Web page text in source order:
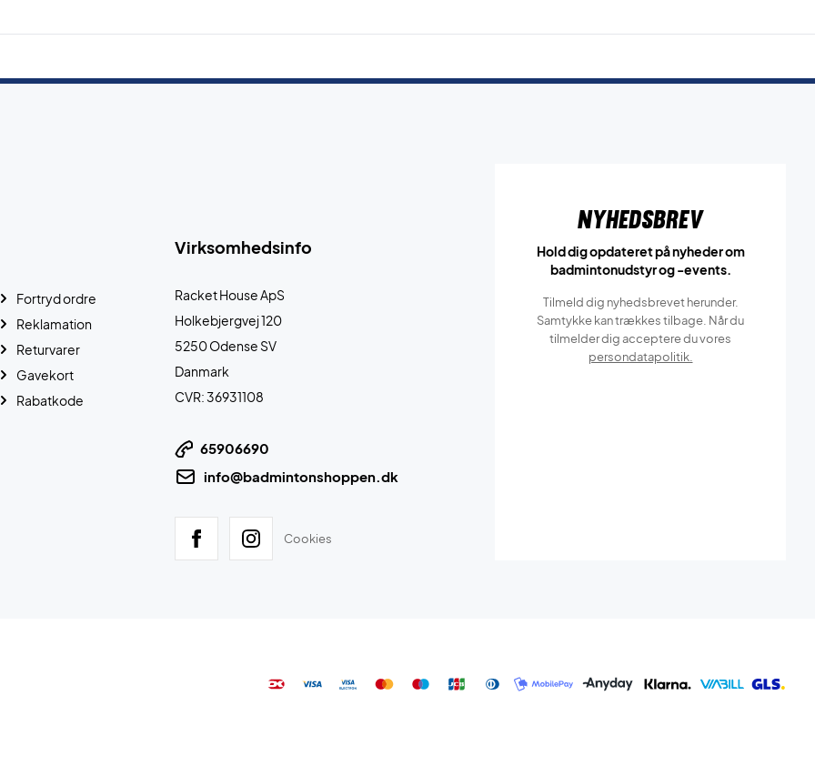
Virksomhedsinfo
Racket House ApS
Holkebjergvej 120
5250 Odense SV
Danmark
CVR: 36931108
65906690
info@badmintonshoppen.dk
Cookies
Fortryd ordre
Reklamation
Returvarer
Gavekort
Rabatkode
Nyhedsbrev
Hold dig opdateret på nyheder om
badmintonudstyr og -events.
Tilmeld dig nyhedsbrevet herunder.
Samtykke kan trækkes tilbage. Når du
tilmelder dig acceptere du vores
persondatapolitik.